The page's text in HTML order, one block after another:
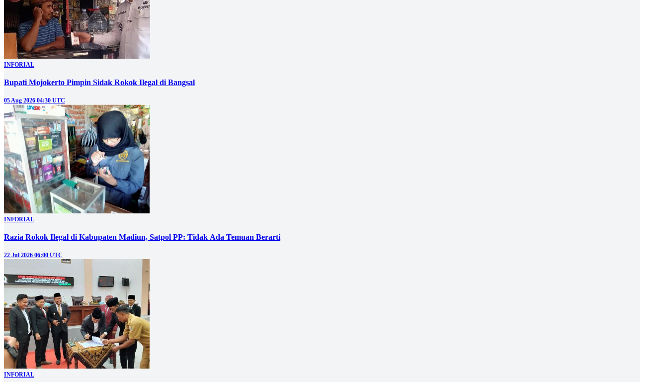
INFORIAL
Bupati Mojokerto Pimpin Sidak Rokok Ilegal di Bangsal
05 Aug 2026 04:30 UTC
INFORIAL
Razia Rokok Ilegal di Kabupaten Madiun, Satpol PP: Tidak Ada Temuan Berarti
22 Jul 2026 06:00 UTC
INFORIAL